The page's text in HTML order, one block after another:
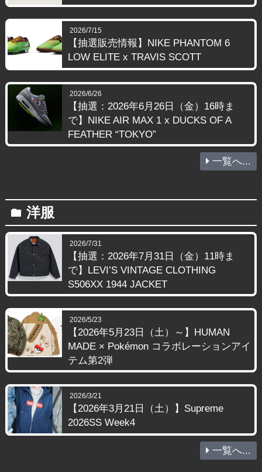
2026/7/15
【抽選販売情報】NIKE PHANTOM 6
LOW ELITE x TRAVIS SCOTT
2026/6/26
【抽選：2026年6月26日（金）16時ま
で】NIKE AIR MAX 1 x DUCKS OF A
FEATHER “TOKYO”
一覧へ...
folder 洋服
2026/7/31
【抽選：2026年7月31日（金）11時ま
で】LEVI’S VINTAGE CLOTHING
S506XX 1944 JACKET
2026/5/23
【2026年5月23日（土）～】HUMAN
MADE × Pokémon コラボレーションアイ
テム第2弾
2026/3/21
【2026年3月21日（土）】Supreme
2026SS Week4
一覧へ...